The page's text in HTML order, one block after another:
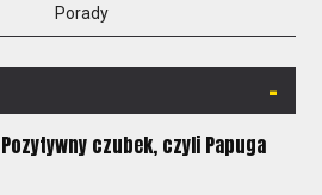
Porady
-
Pozytywny czubek, czyli Papuga